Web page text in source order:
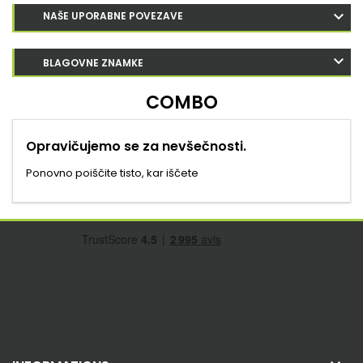
NAŠE UPORABNE POVEZAVE
BLAGOVNE ZNAMKE
COMBO
Opravičujemo se za nevšečnosti.
Ponovno poiščite tisto, kar iščete